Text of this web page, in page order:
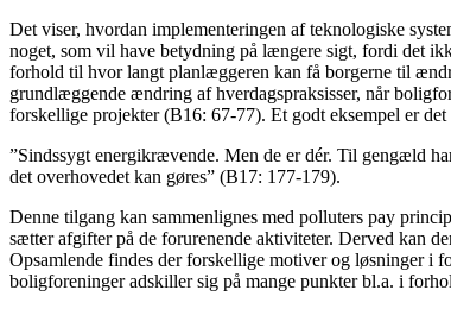
Det viser, hvordan implementeringen af teknologiske
noget, som vil have betydning på længere sigt, fordi det
forhold til hvor langt planlæggeren kan få borgerne til
grundlæggende ændring af hverdagspraksisser, når
forskellige projekter (B16: 67-77). Et godt eksempel er
”Sindssygt energikrævende. Men de er dér. Til gengæld
det overhovedet kan gøres” (B17: 177-179).
Denne tilgang kan sammenlignes med polluters pay
sætter afgifter på de forurenende aktiviteter. Derved kan
Opsamlende findes der forskellige motiver og løsninger i
boligforeninger adskiller sig på mange punkter bl.a. i